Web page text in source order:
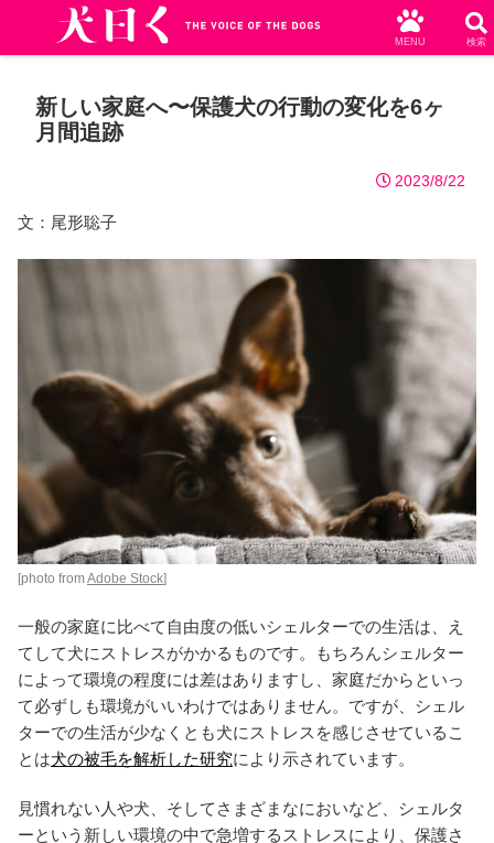
新しい家庭へ〜保護犬の行動の変化を6ヶ
月間追跡
2023/8/22
文：尾形聡子
[photo fromAdobe Stock]
一般の家庭に比べて自由度の低いシェルターでの生活は、え
てして犬にストレスがかかるものです。もちろんシェルター
によって環境の程度には差はありますし、家庭だからといっ
て必ずしも環境がいいわけではありません。ですが、シェル
ターでの生活が少なくとも犬にストレスを感じさせているこ
とは犬の被毛を解析した研究により示されています。
見慣れない人や犬、そしてさまざまなにおいなど、シェルタ
ーという新しい環境の中で急増するストレスにより、保護さ
MENU 検索